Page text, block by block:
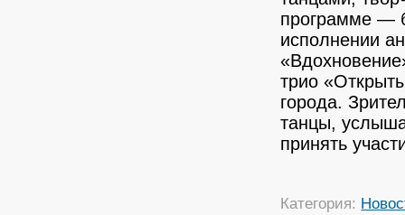
программе —
исполнении
трио
города.
танцы,
принять
Категория: